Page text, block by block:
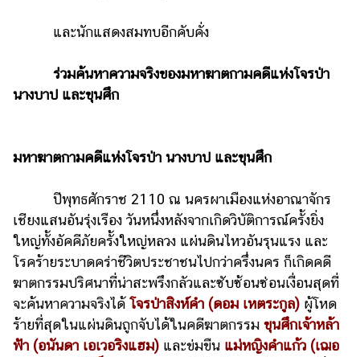
และนักแสดงสมทบอีกคับคั่ง
ร่วมค้นหาความจริงของมหาฆาตกามคดีแห่งโจรป่า
นางบาป และขุนศึก
มหาฆาตกามคดีแห่งโจรป่า นางบาป และขุนศึก
ปีพุทธศักราช 2110 ณ นครผาเมืองแห่งอาณาจักร
เชียงแสนอันรุ่งเรือง วันหนึ่งหลังจากเกิดวิบัติการณ์ครั้งยิ่ง
ใหญ่ทั้งอัคคีภัยครั้งใหญ่หลวง แผ่นดินไหวอันรุนแรง และ
โรคร้ายระบาดคร่าชีวิตประชาชนไปกว่าครึ่งนคร ก็เกิดคดี
ฆาตกรรมปริศนาที่น่าสะพรึงกลัวและซับซ้อนซ่อนเงื่อนสุดที่
จะค้นหาความจริงได้ โจรป่าสิงห์คำ (ดอม เหตระกูล) ผู้โหด
ร้ายที่สุดในแผ่นดินถูกจับได้ในคดีฆาตกรรม ขุนศึกเจ้าหล้า
ฟ้า (อนันดา เอเวอริงแฮม) และข่มขืน แม่หญิงคำแก้ว (เฌอ